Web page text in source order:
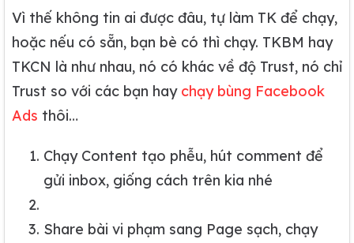
Vì thế không tin ai được đâu, tự làm TK để chạy,
hoặc nếu có sẵn, bạn bè có thì chạy. TKBM hay
TKCN là như nhau, nó có khác về độ Trust, nó chỉ
Trust so với các bạn hay chạy bùng Facebook
Ads thôi…
Chạy Content tạo phễu, hút comment để
gửi inbox, giống cách trên kia nhé
Share bài vi phạm sang Page sạch, chạy